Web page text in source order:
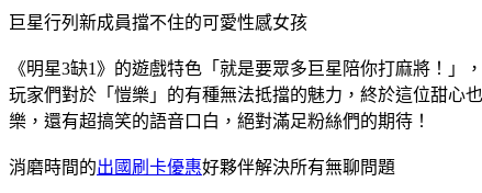
巨星行列新成員擋不住的可愛性感女孩
《明星3缺1》的遊戲特色「就是要眾多巨星陪你打麻將！
玩家們對於「愷樂」的有種無法抵擋的魅力，終於這位甜心
樂，還有超搞笑的語音口白，絕對滿足粉絲們的期待！
消磨時間的出國刷卡優惠好夥伴解決所有無聊問題